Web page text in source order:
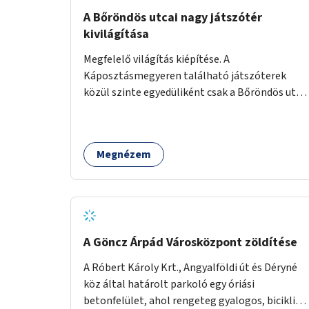
A Bőröndös utcai nagy játszótér
kivilágítása
Megfelelő világítás kiépítése. A
Káposztásmegyeren található játszóterek
közül szinte egyedüliként csak a Bőröndös utca
miatt a őszi és téli hónapokban nem lehet ide
járni a gyerekekkel.
Megnézem
A Göncz Árpád Városközpont zöldítése
A Róbert Károly Krt., Angyalföldi út és Déryné
köz által határolt parkoló egy óriási
betonfelület, ahol rengeteg gyalogos, biciklis